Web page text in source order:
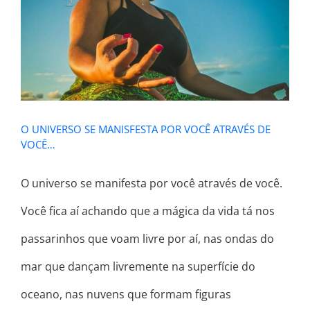
O UNIVERSO SE MANISFESTA POR
VOCÊ ATRAVÉS DE VOCÊ…
O UNIVERSO SE MANISFESTA POR VOCÊ ATRAVÉS DE
VOCÊ…
O universo se manifesta por você através de você.
Você fica aí achando que a mágica da vida tá nos
passarinhos que voam livre por aí, nas ondas do
mar que dançam livremente na superfície do
oceano, nas nuvens que formam figuras